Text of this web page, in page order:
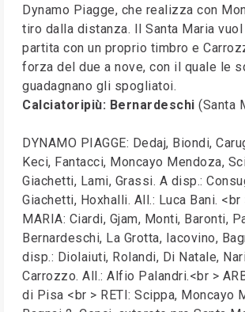
Dynamo Piagge, che realizza con
tiro dalla distanza. Il Santa Maria
partita con un proprio timbro e
forza del due a nove, con il quale le
guadagnano gli spogliatoi.
Calciatoripiù: Bernardeschi (Santa
DYNAMO PIAGGE: Dedaj, Biondi,
Keci, Fantacci, Moncayo Mendoza,
Giachetti, Lami, Grassi. A disp.:
Giachetti, Hoxhalli. All.: Luca Bani. <br
MARIA: Ciardi, Gjam, Monti, Baronti,
Bernardeschi, La Grotta, Iacovino,
disp.: Diolaiuti, Rolandi, Di Natale,
Carrozzo. All.: Alfio Palandri.<br >
di Pisa <br > RETI: Scippa, Moncayo